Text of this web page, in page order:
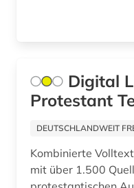
bibliometrie (2)
Digital
Protestant
DEUTSCHLANDWEIT
Kombinierte
mit über 1.500